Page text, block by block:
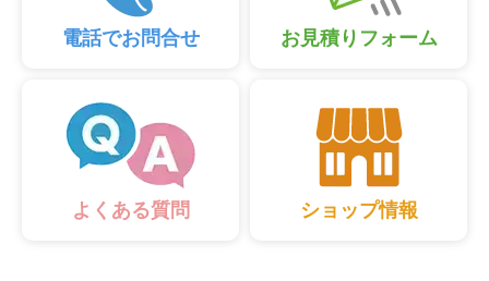
電話でお問合せ お見積りフォーム
よくある質問 ショップ情報